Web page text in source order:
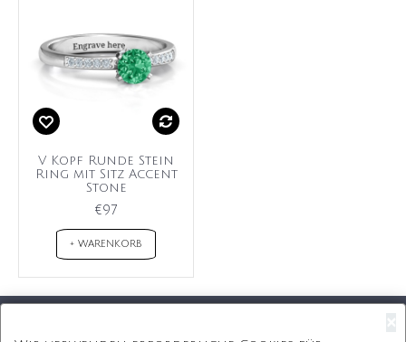
V Kopf Runde Stein
Ring mit Sitz Accent
Stone
€97
+ WARENKORB